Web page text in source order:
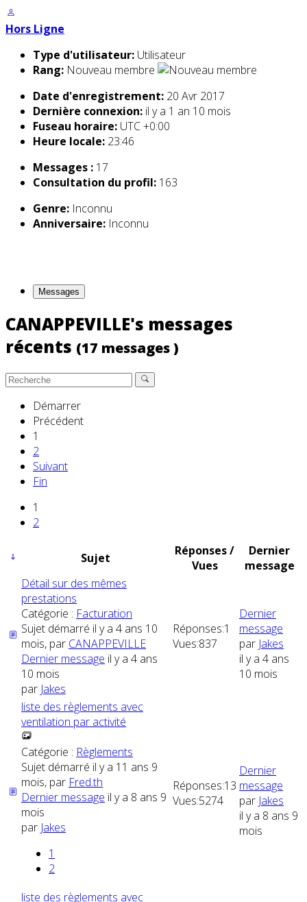
Hors Ligne
Type d'utilisateur: Utilisateur
Rang: Nouveau membre
Date d'enregistrement: 20 Avr 2017
Dernière connexion: il y a 1 an 10 mois
Fuseau horaire: UTC +0:00
Heure locale: 23:46
Messages : 17
Consultation du profil: 163
Genre: Inconnu
Anniversaire: Inconnu
Messages
CANAPPEVILLE's messages
récents (17 messages )
Démarrer
Précédent
1
2
Suivant
Fin
1
2
Sujet
Réponses /
Vues
Dernier
message
Détail sur des mêmes
prestations
Catégorie : Facturation
Sujet démarré il y a 4 ans 10
mois, par CANAPPEVILLE
Dernier message il y a 4 ans
10 mois
par Jakes
Réponses:1
Vues:837
Dernier
message
par Jakes
il y a 4 ans
10 mois
liste des règlements avec
ventilation par activité
Catégorie : Règlements
Sujet démarré il y a 11 ans 9
mois, par Fred.th
Dernier message il y a 8 ans 9
mois
par Jakes
1
2
Réponses:13
Vues:5274
Dernier
message
par Jakes
il y a 8 ans 9
mois
liste des règlements avec